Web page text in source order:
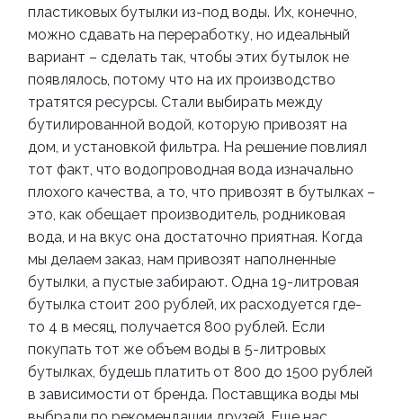
пластиковых бутылки из-под воды. Их, конечно,
можно сдавать на переработку, но идеальный
вариант – сделать так, чтобы этих бутылок не
появлялось, потому что на их производство
тратятся ресурсы. Стали выбирать между
бутилированной водой, которую привозят на
дом, и установкой фильтра. На решение повлиял
тот факт, что водопроводная вода изначально
плохого качества, а то, что привозят в бутылках –
это, как обещает производитель, родниковая
вода, и на вкус она достаточно приятная. Когда
мы делаем заказ, нам привозят наполненные
бутылки, а пустые забирают. Одна 19-литровая
бутылка стоит 200 рублей, их расходуется где-
то 4 в месяц, получается 800 рублей. Если
покупать тот же объем воды в 5-литровых
бутылках, будешь платить от 800 до 1500 рублей
в зависимости от бренда. Поставщика воды мы